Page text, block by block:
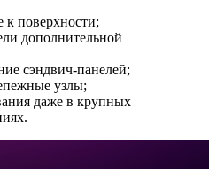
к поверхности;
дополнительной
сэндвич-панелей;
узлы;
даже в крупных